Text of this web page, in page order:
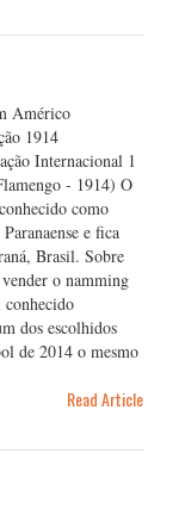
Américo
1914
Internacional 1
- 1914) O
como
e fica
Brasil. Sobre
o namming
dos escolhidos
de 2014 o mesmo
Read Article